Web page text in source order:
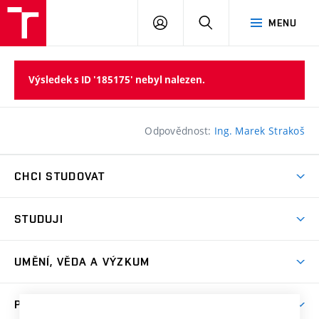
MENU
PŘIHLÁSIT
Výsledek s ID '185175' nebyl nalezen.
Odpovědnost: Ing. Marek Strakoš
CHCI STUDOVAT
Přijímačky
Dny otevřených dveří
Přípravné kurzy
STUDUJI
Časový plán studia
UMĚNÍ, VĚDA A VÝZKUM
PRO VEŘEJNOST